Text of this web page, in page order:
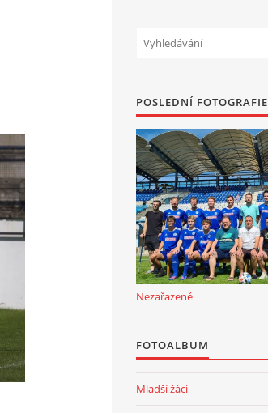
POSLEDNÍ FOTOGRAFIE
Nezařazené
FOTOALBUM
Mladší žáci